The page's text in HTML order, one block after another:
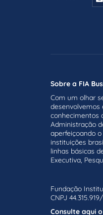
Sobre a FIA
Com um olhar
desenvolvemos
conhecimentos
Administração
aperfeiçoando
instituições
linhas básicas
Executiva,
Fundação
CNPJ
Consulte aqui